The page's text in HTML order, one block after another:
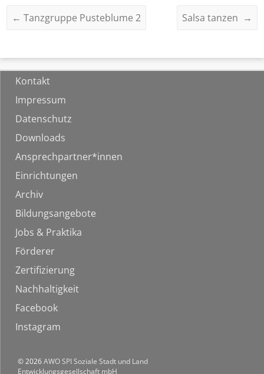
← Tanzgruppe Pusteblume 2 Salsa tanzen →
Kontakt
Impressum
Datenschutz
Downloads
Ansprechpartner*innen
Einrichtungen
Archiv
Bildungsangebote
Jobs & Praktika
Förderer
Zertifizierung
Nachhaltigkeit
Facebook
Instagram
© 2026AWO SPI Soziale Stadt und Land
Entwicklungsgesellschaft mbH